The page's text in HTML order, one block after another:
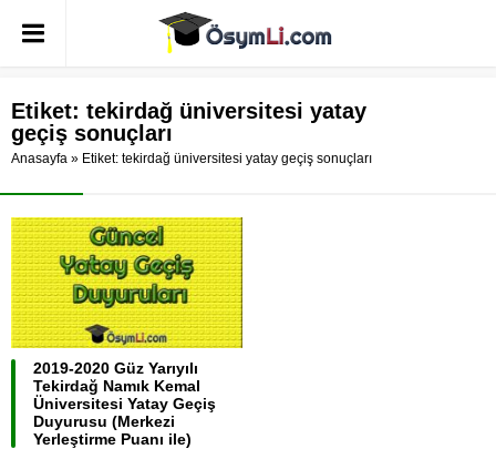
Etiket: tekirdağ üniversitesi yatay
geçiş sonuçları
Anasayfa » Etiket: tekirdağ üniversitesi yatay geçiş sonuçları
2019-2020 Güz Yarıyılı
Tekirdağ Namık Kemal
Üniversitesi Yatay Geçiş
Duyurusu (Merkezi
Yerleştirme Puanı ile)